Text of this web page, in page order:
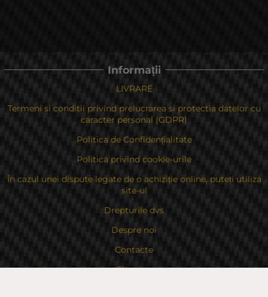
Informații
LIVRARE
Termeni si conditii privind prelucrarea si protectia datelor cu
caracter personal (GDPR)
Politica de Confidențialitate
Politica privind cookie-urile
În cazul unei dispute legate de o achiziție online, puteți utiliza
site-ul
Drepturile dvs
Despre noi
Contacte
Sitemap